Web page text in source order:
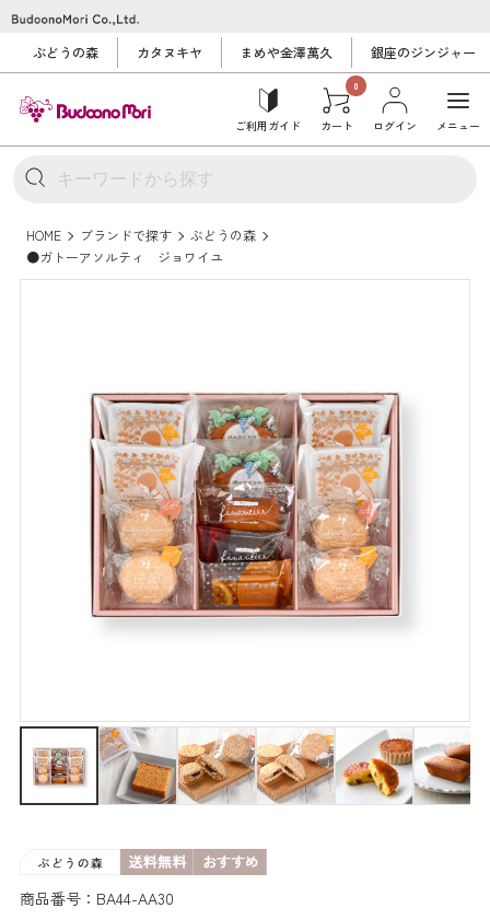
ぶどうの森 カタヌキヤ まめや金澤萬久 銀座のジンジャー
ご利用ガイド
0
カート ログイン メニュー
HOME ブランドで探す
ぶどうの森
●ガトーアソルティ ジョワイユ
商品番号：BA44-AA30